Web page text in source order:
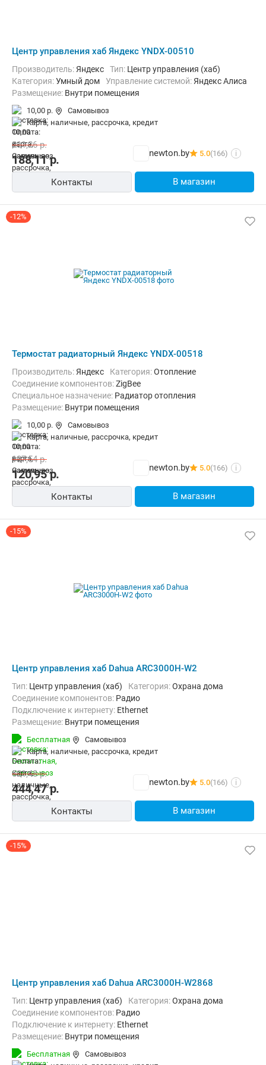
Центр управления хаб Яндекс YNDX-00510
Производитель: Яндекс Тип: Центр управления (хаб)
Категория:Умный дом Управление системой: Яндекс Алиса
Размещение: Внутри помещения
10,00 р.
Самовывоз
карта, наличные, рассрочка, кредит
188,11р.
211,26р.
newton.by 5.0(166) i
Контакты В магазин
-12%
Термостат радиаторный Яндекс YNDX-00518
Производитель: Яндекс Категория:Отопление
Соединение компонентов:ZigBee
Специальное назначение: Радиатор отопления
Размещение: Внутри помещения
10,00 р.
Самовывоз
карта, наличные, рассрочка, кредит
120,95р.
137,54р.
newton.by 5.0(166) i
Контакты В магазин
-15%
Центр управления хаб Dahua ARC3000H-W2
Тип: Центр управления (хаб) Категория:Охрана дома
Соединение компонентов: Радио
Подключение к интернету: Ethernet
Размещение: Внутри помещения
Бесплатная
Самовывоз
карта, наличные, рассрочка, кредит
444,47р.
521,48р.
newton.by 5.0(166) i
Контакты В магазин
-15%
Центр управления хаб Dahua ARC3000H-W2868
Тип: Центр управления (хаб) Категория:Охрана дома
Соединение компонентов: Радио
Подключение к интернету: Ethernet
Размещение: Внутри помещения
Бесплатная
Самовывоз